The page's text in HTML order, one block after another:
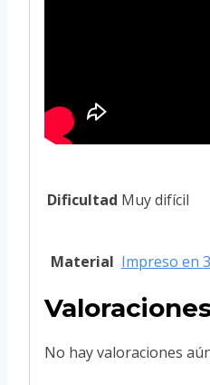
Dificultad Muy difícil
Material Impreso en
No hay valoraciones